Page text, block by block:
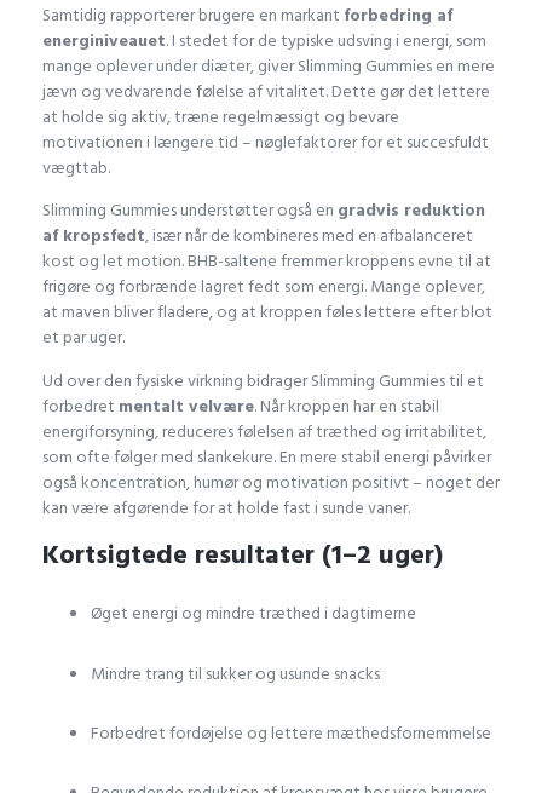
Samtidig rapporterer brugere en markant forbedring af
energiniveauet. I stedet for de typiske udsving i energi, som
mange oplever under diæter, giver Slimming Gummies en mere
jævn og vedvarende følelse af vitalitet. Dette gør det lettere
at holde sig aktiv, træne regelmæssigt og bevare
motivationen i længere tid – nøglefaktorer for et succesfuldt
vægttab.
Slimming Gummies understøtter også en gradvis reduktion
af kropsfedt, især når de kombineres med en afbalanceret
kost og let motion. BHB-saltene fremmer kroppens evne til at
frigøre og forbrænde lagret fedt som energi. Mange oplever,
at maven bliver fladere, og at kroppen føles lettere efter blot
et par uger.
Ud over den fysiske virkning bidrager Slimming Gummies til et
forbedret mentalt velvære. Når kroppen har en stabil
energiforsyning, reduceres følelsen af træthed og irritabilitet,
som ofte følger med slankekure. En mere stabil energi påvirker
også koncentration, humør og motivation positivt – noget der
kan være afgørende for at holde fast i sunde vaner.
Kortsigtede resultater (1–2 uger)
Øget energi og mindre træthed i dagtimerne
Mindre trang til sukker og usunde snacks
Forbedret fordøjelse og lettere mæthedsfornemmelse